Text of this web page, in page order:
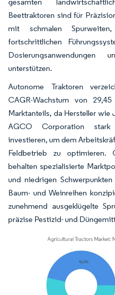
Beettraktoren sind für
mit schmalen
fortschrittlichen
Dosierungsanwendungen
unterstützen.
Autonome Traktoren
CAGR-Wachstum von
Marktanteils, da Hersteller wie
AGCO Corporation
investieren, um dem
Feldbetrieb zu optimieren.
behalten spezialisierte
und niedrigen
Baum- und Weinreihen
zunehmend ausgeklügelte
präzise Pestizid- und